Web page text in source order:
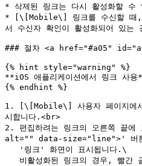
* 삭제된 링크는 다시 활성화할 수
* [\[Mobile\] 링크를 수신할 때,
서 수신자 확인이 활성화되어 있는
### 절차 <a href="#a05"
{% hint style="warning" %}
**iOS 애플리케이션에서 링크 사용
{% endhint %}
1. [\[Mobile\] 사용자 페이지
시합니다.<br>
2. 편집하려는 링크의 오른쪽
alt="" data-size="line">' 버